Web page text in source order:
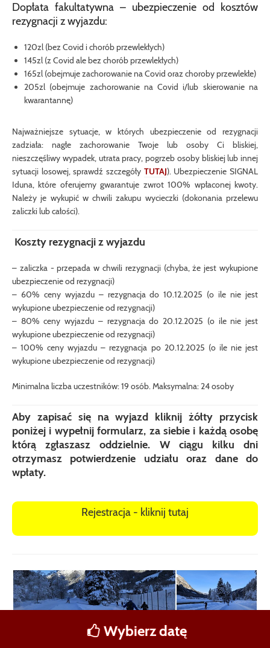
Dopłata fakultatywna – ubezpieczenie od kosztów
rezygnacji z wyjazdu:
120zl (bez Covid i chorób przewlekłych)
145zl (z Covid ale bez chorób przewlekłych)
165zl (obejmuje zachorowanie na Covid oraz choroby przewlekłe)
205zl (obejmuje zachorowanie na Covid i/lub skierowanie na
kwarantannę)
Najważniejsze sytuacje, w których ubezpieczenie od rezygnacji
zadziała: nagłe zachorowanie Twoje lub osoby Ci bliskiej,
nieszczęśliwy wypadek, utrata pracy, pogrzeb osoby bliskiej lub innej
sytuacji losowej, sprawdź szczegóły TUTAJ). Ubezpieczenie SIGNAL
Iduna, które oferujemy gwarantuje zwrot 100% wpłaconej kwoty.
Należy je wykupić w chwili zakupu wycieczki (dokonania przelewu
zaliczki lub całości).
Koszty rezygnacji z wyjazdu
– zaliczka - przepada w chwili rezygnacji (chyba, że jest wykupione
ubezpieczenie od rezygnacji)
– 60% ceny wyjazdu – rezygnacja do 10.12.2025 (o ile nie jest
wykupione ubezpieczenie od rezygnacji)
– 80% ceny wyjazdu – rezygnacja do 20.12.2025 (o ile nie jest
wykupione ubezpieczenie od rezygnacji)
– 100% ceny wyjazdu – rezygnacja po 20.12.2025 (o ile nie jest
wykupione ubezpieczenie od rezygnacji)
Minimalna liczba uczestników: 19 osób. Maksymalna: 24 osoby
Aby zapisać się na wyjazd kliknij żółty przycisk
poniżej i wypełnij formularz, za siebie i każdą osobę
którą zgłaszasz oddzielnie. W ciągu kilku dni
otrzymasz potwierdzenie udziału oraz dane do
wpłaty.
Rejestracja - kliknij tutaj
Wybierz datę
ZADZWOŃ